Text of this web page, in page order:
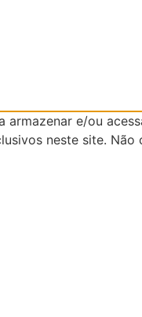
e/ou
neste site.